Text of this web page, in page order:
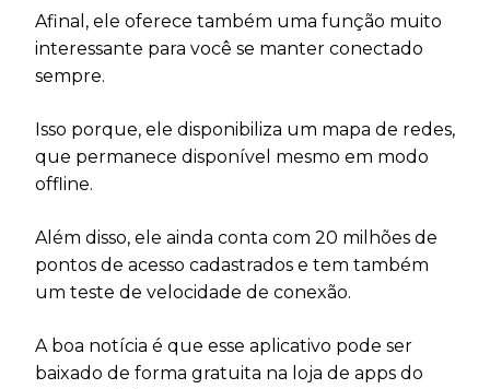
Afinal, ele oferece também uma função muito
interessante para você se manter conectado
sempre.
Isso porque, ele disponibiliza um mapa de redes,
que permanece disponível mesmo em modo
offline.
Além disso, ele ainda conta com 20 milhões de
pontos de acesso cadastrados e tem também
um teste de velocidade de conexão.
A boa notícia é que esse aplicativo pode ser
baixado de forma gratuita na loja de apps do